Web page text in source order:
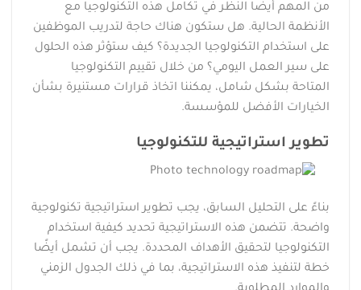
من المهم أيضًا النظر في تكامل هذه التكنولوجيا مع
الأنظمة الحالية. هل ستكون هناك حاجة لتدريب الموظفين
على استخدام التكنولوجيا الجديدة؟ كيف ستؤثر هذه الحلول
على سير العمل اليومي؟ من خلال تقييم التكنولوجيا
المتاحة بشكل شامل، يمكننا اتخاذ قرارات مستنيرة بشأن
الخيارات الأفضل للمؤسسة.
تطوير استراتيجية للتكنولوجيا
بناءً على التحليل السابق، يجب تطوير استراتيجية تكنولوجية
واضحة. تتضمن هذه الاستراتيجية تحديد كيفية استخدام
التكنولوجيا لتحقيق الأهداف المحددة. يجب أن تشمل أيضًا
خطة لتنفيذ هذه الاستراتيجية، بما في ذلك الجدول الزمني